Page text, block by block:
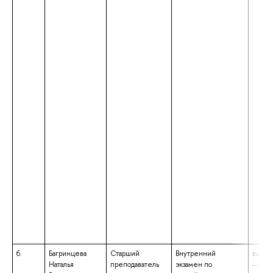
6.
Багринцева
Наталья
Старший
преподаватель
Внутренний
экзамен по
–